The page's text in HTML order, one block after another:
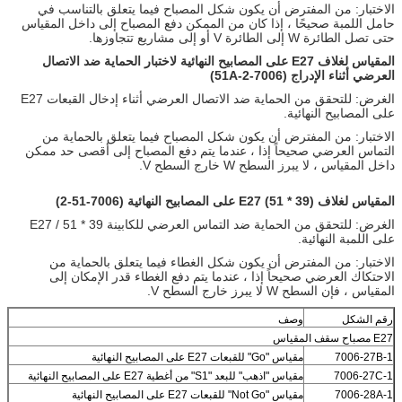
الاختبار: من المفترض أن يكون شكل المصباح فيما يتعلق بالتناسب في
حامل اللمبة صحيحًا ، إذا كان من الممكن دفع المصباح إلى داخل المقياس
حتى تصل الطائرة W إلى الطائرة V أو إلى مشاريع تتجاوزها.
المقياس لغلاف E27 على المصابيح النهائية لاختبار الحماية ضد الاتصال
العرضي أثناء الإدراج (7006-51A-2)
الغرض: للتحقق من الحماية ضد الاتصال العرضي أثناء إدخال القبعات E27
على المصابيح النهائية.
الاختبار: من المفترض أن يكون شكل المصباح فيما يتعلق بالحماية من
التماس العرضي صحيحاً إذا ، عندما يتم دفع المصباح إلى أقصى حد ممكن
داخل المقياس ، لا يبرز السطح W خارج السطح V.
المقياس لغلاف E27 (51 * 39) على المصابيح النهائية (7006-51-2)
الغرض: للتحقق من الحماية ضد التماس العرضي للكابينة E27 / 51 * 39
على اللمبة النهائية.
الاختبار: من المفترض أن يكون شكل الغطاء فيما يتعلق بالحماية من
الاحتكاك العرضي صحيحاً إذا ، عندما يتم دفع الغطاء قدر الإمكان إلى
المقياس ، فإن السطح W لا يبرز خارج السطح V.
رقم الشكل
وصف
E27 مصباح سقف المقياس
7006-27B-1
مقياس "Go" للقبعات E27 على المصابيح النهائية
7006-27C-1
مقياس "اذهب" للبعد "S1" من أغطية E27 على المصابيح النهائية
7006-28A-1
مقياس "Not Go" للقبعات E27 على المصابيح النهائية